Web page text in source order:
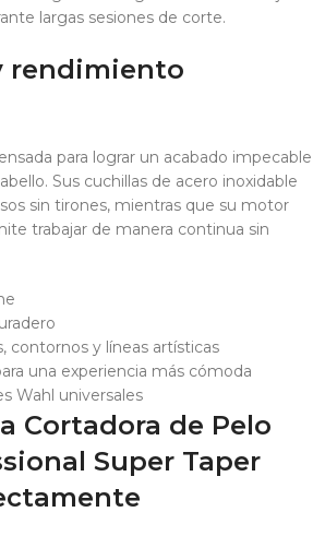
largas sesiones de corte.
rendimiento
para lograr un acabado impecable
Sus cuchillas de acero inoxidable
sin tirones, mientras que su motor
trabajar de manera continua sin
contornos y líneas artísticas
una experiencia más cómoda
Wahl universales
Cortadora de Pelo
Super Taper